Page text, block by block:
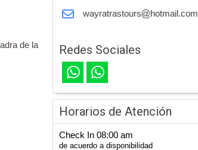
de la
wayratrastours hotmail.com
Redes Sociales
Horarios de Atención
Check In 08:00 am
de acuerdo a disponibilidad